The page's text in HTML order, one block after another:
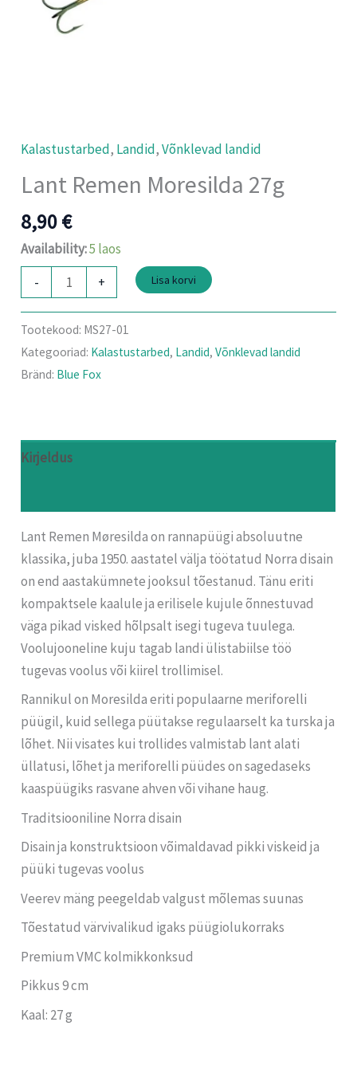
Kalastustarbed, Landid,Võnklevad landid
Lant Remen Moresilda 27g
8,90€
Availability:5 laos
-
+ Lisa korvi
Tootekood: MS27-01
Kategooriad: Kalastustarbed, Landid,Võnklevad landid
Bränd: Blue Fox
Kirjeldus
Lant Remen Møresilda on rannapüügi absoluutne
klassika, juba 1950. aastatel välja töötatud Norra disain
on end aastakümnete jooksul tõestanud. Tänu eriti
kompaktsele kaalule ja erilisele kujule õnnestuvad
väga pikad visked hõlpsalt isegi tugeva tuulega.
Voolujooneline kuju tagab landi ülistabiilse töö
tugevas voolus või kiirel trollimisel.
Rannikul on Moresilda eriti populaarne meriforelli
püügil, kuid sellega püütakse regulaarselt ka turska ja
lõhet. Nii visates kui trollides valmistab lant alati
üllatusi, lõhet ja meriforelli püüdes on sagedaseks
kaaspüügiks rasvane ahven või vihane haug.
Traditsiooniline Norra disain
Disain ja konstruktsioon võimaldavad pikki viskeid ja
püüki tugevas voolus
Veerev mäng peegeldab valgust mõlemas suunas
Tõestatud värvivalikud igaks püügiolukorraks
Premium VMC kolmikkonksud
Pikkus 9 cm
Kaal: 27 g